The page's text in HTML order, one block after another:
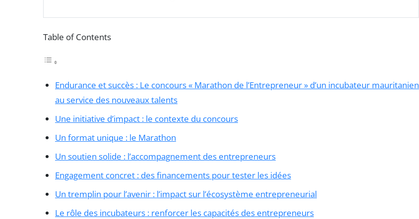
Table of Contents
Endurance et succès : Le concours « Marathon de l’Entrepreneur » d’un incubateur mauritanien
au service des nouveaux talents
Une initiative d’impact : le contexte du concours
Un format unique : le Marathon
Un soutien solide : l’accompagnement des entrepreneurs
Engagement concret : des financements pour tester les idées
Un tremplin pour l’avenir : l’impact sur l’écosystème entrepreneurial
Le rôle des incubateurs : renforcer les capacités des entrepreneurs